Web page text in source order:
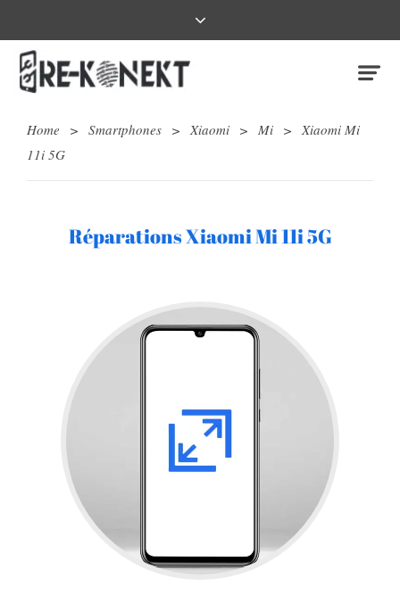
Home > Smartphones > Xiaomi > Mi > Xiaomi Mi
11i 5G
Réparations Xiaomi Mi 11i 5G